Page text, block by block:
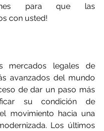
para que las
con usted!
mercados legales de
avanzados del mundo
de dar un paso más
su condición de
movimiento hacia una
Los últimos